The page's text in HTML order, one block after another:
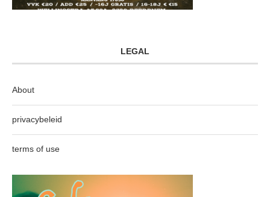
LEGAL
About
privacybeleid
terms of use